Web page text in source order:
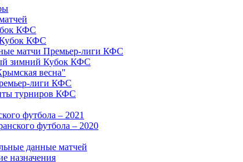
КФС
КФС
матчи Премьер-лиги КФС
зимний Кубок КФС
весна"
лиги КФС
турниров КФС
футбола – 2021
футбола – 2020
данные матчей
назначения